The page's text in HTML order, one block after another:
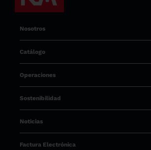
Nosotros
Catálogo
Operaciones
Sostenibilidad
Noticias
Factura Electrónica